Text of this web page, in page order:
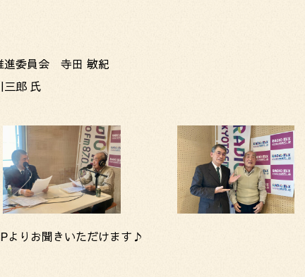
進委員会 寺田 敏紀
郎 氏
よりお聞きいただけます♪